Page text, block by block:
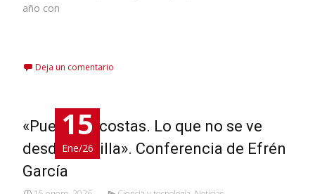
año con
Deja un comentario
15
Ene/26
«Puertos y costas. Lo que no se ve
desde la orilla». Conferencia de Efrén
García